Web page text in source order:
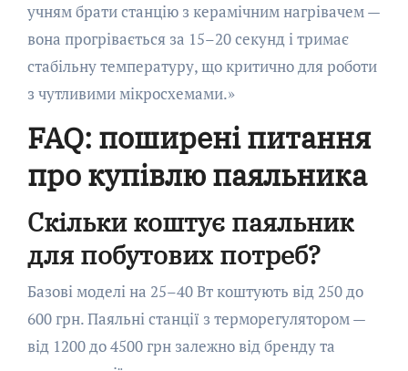
учням брати станцію з керамічним нагрівачем —
вона прогрівається за 15–20 секунд і тримає
стабільну температуру, що критично для роботи
з чутливими мікросхемами.»
FAQ: поширені питання
про купівлю паяльника
Скільки коштує паяльник
для побутових потреб?
Базові моделі на 25–40 Вт коштують від 250 до
600 грн. Паяльні станції з терморегулятором —
від 1200 до 4500 грн залежно від бренду та